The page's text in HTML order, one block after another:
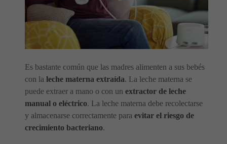
Es bastante común que las madres alimenten a sus bebés
con la leche materna extraída. La leche materna se
puede extraer a mano o con un extractor de leche
manual o eléctrico. La leche materna debe recolectarse
y almacenarse correctamente para evitar el riesgo de
crecimiento bacteriano.